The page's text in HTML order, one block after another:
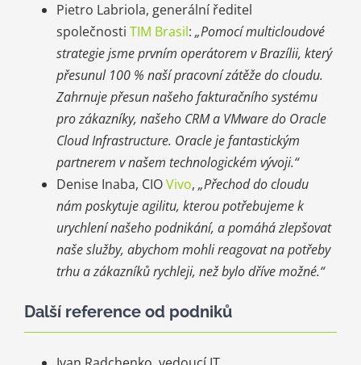
Pietro Labriola, generální ředitel
společnosti TIM Brasil: „Pomocí multicloudové
strategie jsme prvním operátorem v Brazílii, který
přesunul 100 % naší pracovní zátěže do cloudu.
Zahrnuje přesun našeho fakturačního systému
pro zákazníky, našeho CRM a VMware do Oracle
Cloud Infrastructure. Oracle je fantastickým
partnerem v našem technologickém vývoji.“
Denise Inaba, CIOVivo, „Přechod do cloudu
nám poskytuje agilitu, kterou potřebujeme k
urychlení našeho podnikání, a pomáhá zlepšovat
naše služby, abychom mohli reagovat na potřeby
trhu a zákazníků rychleji, než bylo dříve možné.“
Další reference od podniků